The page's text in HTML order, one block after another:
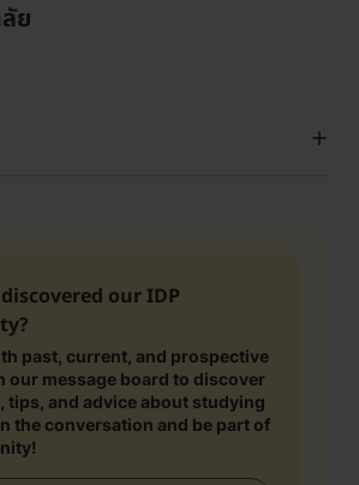
ย
our IDP
past, current, and prospective
our message board to discover
tips, and advice about studying
the conversation and be part of